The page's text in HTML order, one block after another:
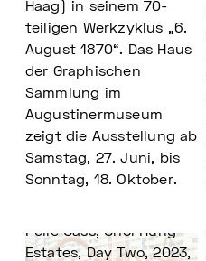
Haag) in seinem 70-
teiligen Werkzyklus „6.
August 1870“. Das Haus
der Graphischen
Sammlung im
Augustinermuseum
zeigt die Ausstellung ab
Samstag, 27. Juni, bis
Sonntag, 18. Oktober.
Pelle Cass, Choi Hung
Estates, Day Two, 2023,